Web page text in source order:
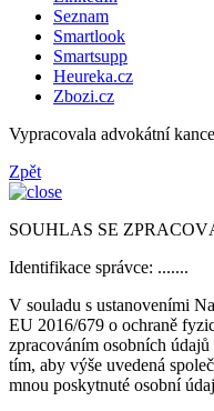
Seznam
Smartlook
Smartsupp
Heureka.cz
Zbozi.cz
Vypracovala advokátní
Zpět
SOUHLAS SE
Identifikace správce: .......
V souladu s ustanoveními
EU 2016/679 o ochraně
zpracováním osobních
tím, aby výše uvedená
mnou poskytnuté osobní